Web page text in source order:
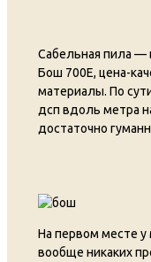
Сабельная пила —
Бош 700E, цена-
материалы. По
дсп вдоль метра
достаточно
На первом месте у
вообще никаких